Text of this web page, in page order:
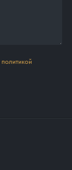
политикой